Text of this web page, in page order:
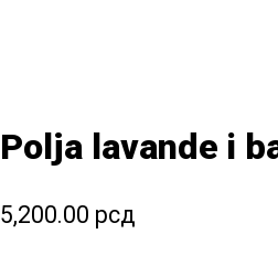
Polja lavande i
5,200.00 рсд